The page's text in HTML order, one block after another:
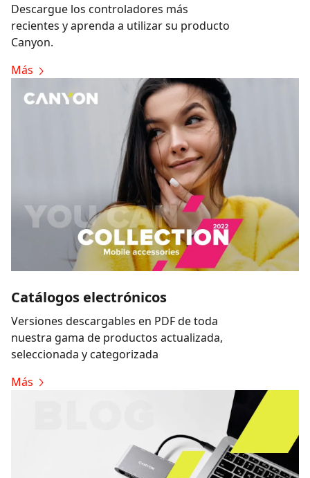
Descargue los controladores más
recientes y aprenda a utilizar su producto
Canyon.
Más
Catálogos electrónicos
Versiones descargables en PDF de toda
nuestra gama de productos actualizada,
seleccionada y categorizada
Más